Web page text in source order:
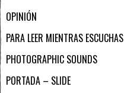
OPINIÓN
PARA LEER MIENTRAS ESCUCHAS
PHOTOGRAPHIC SOUNDS
PORTADA – SLIDE